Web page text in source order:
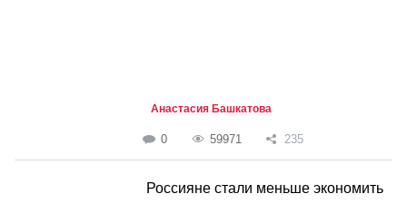
Анастасия Башкатова
0 59971 235
Россияне стали меньше экономить